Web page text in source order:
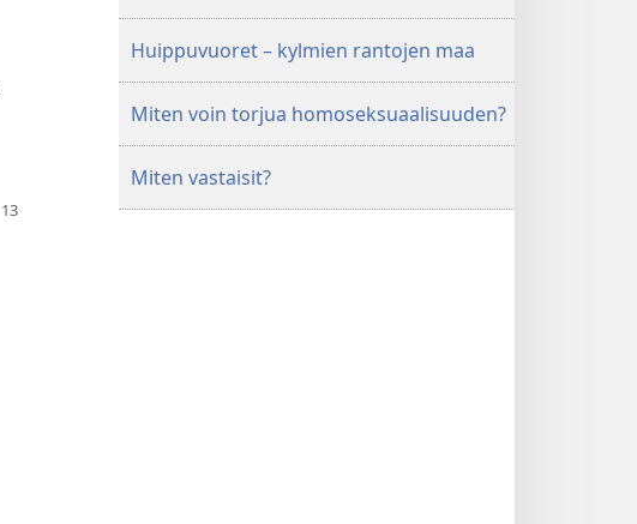
Huippuvuoret – kylmien rantojen maa
Miten voin torjua homoseksuaalisuuden?
Miten vastaisit?